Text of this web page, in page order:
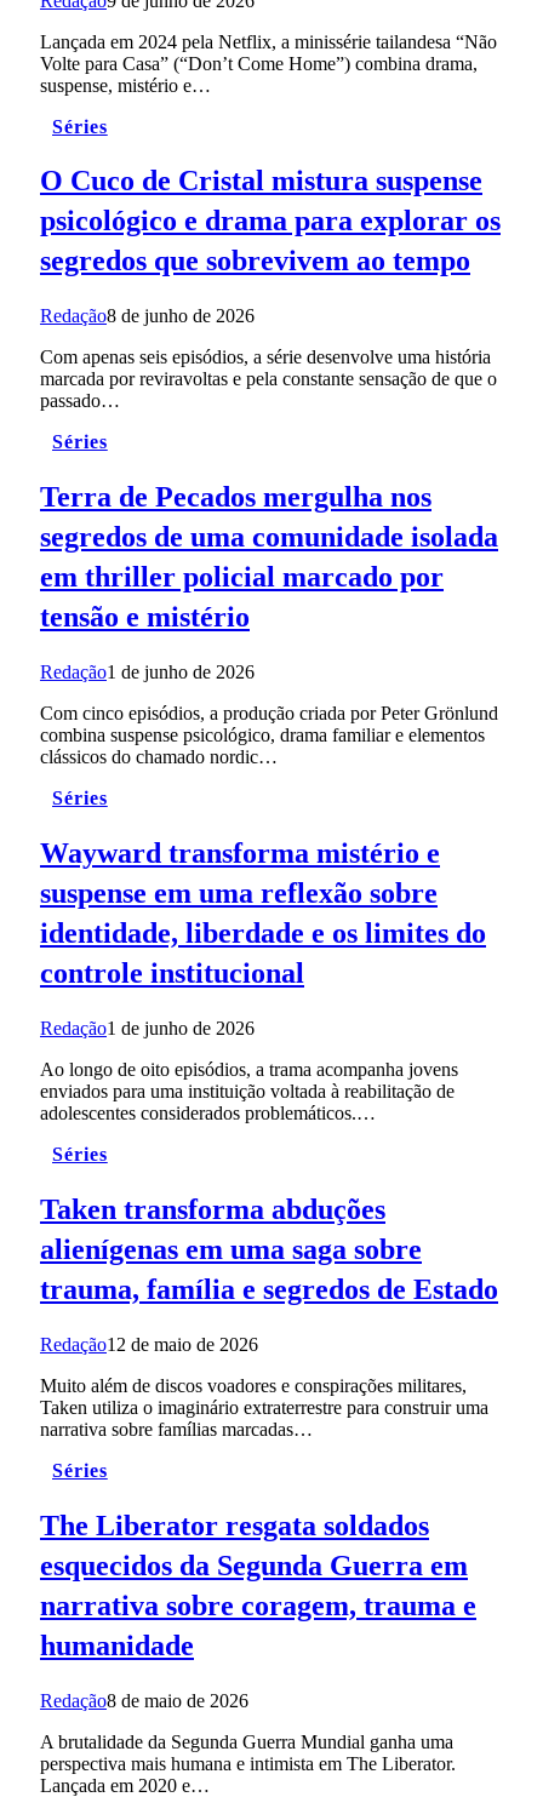
Lançada em 2024 pela Netflix, a minissérie tailandesa “Não
Volte para Casa” (“Don’t Come Home”) combina drama,
suspense, mistério e…
Séries
O Cuco de Cristal mistura suspense
psicológico e drama para explorar os
segredos que sobrevivem ao tempo
Redação8 de junho de 2026
Com apenas seis episódios, a série desenvolve uma história
marcada por reviravoltas e pela constante sensação de que o
passado…
Séries
Terra de Pecados mergulha nos
segredos de uma comunidade isolada
em thriller policial marcado por
tensão e mistério
Redação1 de junho de 2026
Com cinco episódios, a produção criada por Peter Grönlund
combina suspense psicológico, drama familiar e elementos
clássicos do chamado nordic…
Séries
Wayward transforma mistério e
suspense em uma reflexão sobre
identidade, liberdade e os limites do
controle institucional
Redação1 de junho de 2026
Ao longo de oito episódios, a trama acompanha jovens
enviados para uma instituição voltada à reabilitação de
adolescentes considerados problemáticos.…
Séries
Taken transforma abduções
alienígenas em uma saga sobre
trauma, família e segredos de Estado
Redação12 de maio de 2026
Muito além de discos voadores e conspirações militares,
Taken utiliza o imaginário extraterrestre para construir uma
narrativa sobre famílias marcadas…
Séries
The Liberator resgata soldados
esquecidos da Segunda Guerra em
narrativa sobre coragem, trauma e
humanidade
Redação8 de maio de 2026
A brutalidade da Segunda Guerra Mundial ganha uma
perspectiva mais humana e intimista em The Liberator.
Lançada em 2020 e…